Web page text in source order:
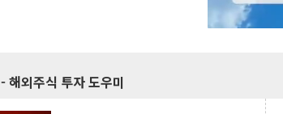
- 해외주식 투자 도우미